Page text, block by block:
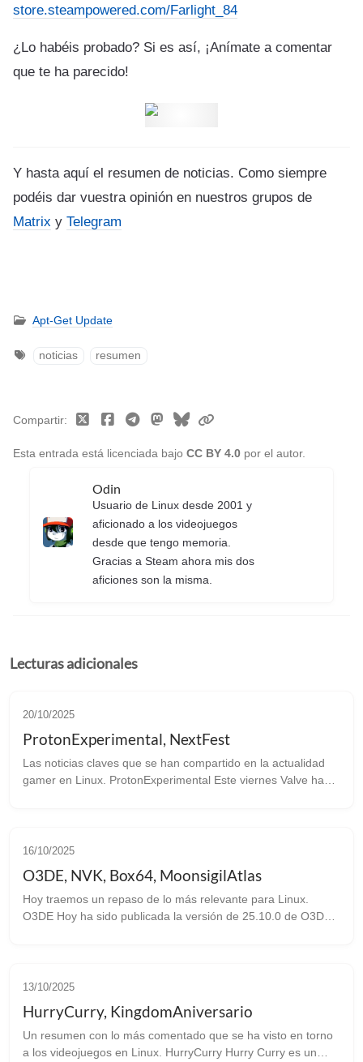
store.steampowered.com/Farlight_84
¿Lo habéis probado? Si es así, ¡Anímate a comentar
que te ha parecido!
Y hasta aquí el resumen de noticias. Como siempre
podéis dar vuestra opinión en nuestros grupos de
Matrix y Telegram
Apt-Get Update
noticias resumen
Esta entrada está licenciada bajo CC BY 4.0 por el autor.
Compartir
Odin
Usuario de Linux desde 2001 y
aficionado a los videojuegos
desde que tengo memoria.
Gracias a Steam ahora mis dos
aficiones son la misma.
Lecturas adicionales
20/10/2025
ProtonExperimental, NextFest
Las noticias claves que se han compartido en la actualidad
gamer en Linux. ProtonExperimental Este viernes Valve ha
16/10/2025
O3DE, NVK, Box64, MoonsigilAtlas
Hoy traemos un repaso de lo más relevante para Linux.
O3DE Hoy ha sido publicada la versión de 25.10.0 de O3DE.
13/10/2025
HurryCurry, KingdomAniversario
Un resumen con lo más comentado que se ha visto en torno
a los videojuegos en Linux. HurryCurry Hurry Curry es un